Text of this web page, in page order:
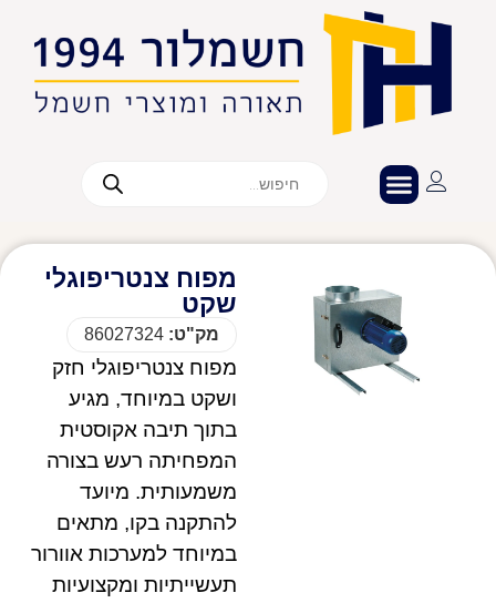
מפוח צנטריפוגלי
שקט
מק"ט: 86027324
מפוח צנטריפוגלי חזק
ושקט במיוחד, מגיע
בתוך תיבה אקוסטית
המפחיתה רעש בצורה
משמעותית. מיועד
להתקנה בקו, מתאים
במיוחד למערכות אוורור
תעשייתיות ומקצועיות